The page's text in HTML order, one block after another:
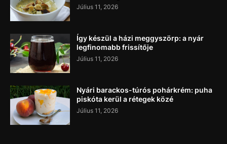
Július 11, 2026
Így készül a házi meggyszörp: a nyár
legfinomabb frissítője
Július 11, 2026
Nyári barackos-túrós pohárkrém: puha
piskóta kerül a rétegek közé
Július 11, 2026